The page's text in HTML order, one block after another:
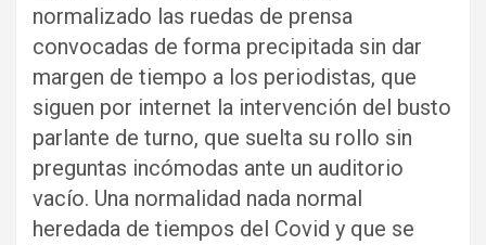
normalizado las ruedas de prensa
convocadas de forma precipitada sin dar
margen de tiempo a los periodistas, que
siguen por internet la intervención del busto
parlante de turno, que suelta su rollo sin
preguntas incómodas ante un auditorio
vacío. Una normalidad nada normal
heredada de tiempos del Covid y que se